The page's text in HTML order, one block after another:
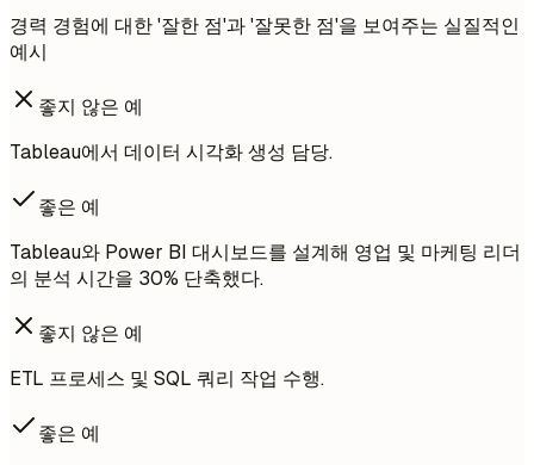
경력 경험에 대한 '잘한 점'과 '잘못한 점'을 보여주는 실질적인
예시
좋지 않은 예
Tableau에서 데이터 시각화 생성 담당.
좋은 예
Tableau와 Power BI 대시보드를 설계해 영업 및 마케팅 리더
의 분석 시간을 30% 단축했다.
좋지 않은 예
ETL 프로세스 및 SQL 쿼리 작업 수행.
좋은 예